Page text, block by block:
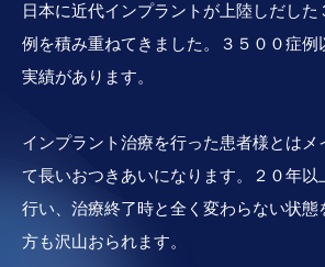
日本に近代インプラントが上陸しだした
例を積み重ねてきました。３５００症
実績があります。
インプラント治療を行った患者様とはメ
て長いおつきあいになります。２０年以
行い、治療終了時と全く変わらない状態
方も沢山おられます。